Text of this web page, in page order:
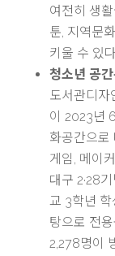
여전히 생
툰, 지역문
키울 수 있
청소년 공
도서관디자
이 2023년
화공간으로
게임, 메이
대구 2·28
교 3학년
탕으로 전
2,278명이